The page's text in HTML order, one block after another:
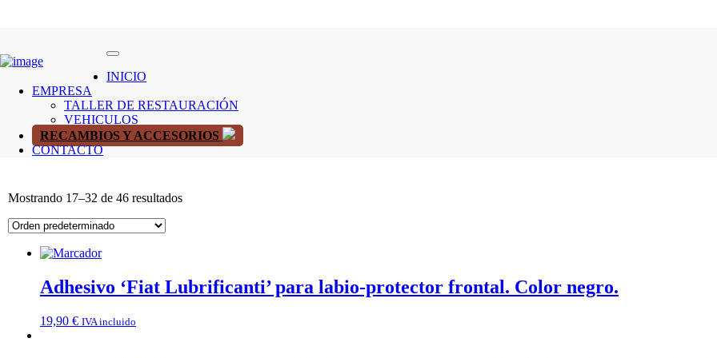
INICIO
EMPRESA
TALLER DE RESTAURACIÓN
VEHICULOS
RECAMBIOS Y ACCESORIOS
CONTACTO
Mostrando 17–32 de 46 resultados
Adhesivo ‘Fiat Lubrificanti’ para labio-protector frontal. Color negro.
19,90 € IVA incluido